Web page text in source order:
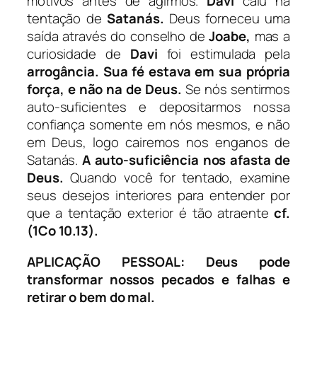
tentação deSatanás. Deus forneceu uma
saída através do conselho deJoabe, mas a
curiosidade de Davi foi estimulada pela
arrogância. Sua fé estava em sua própria
força, e não na de Deus.Se nós sentirmos
auto-suficientes e depositarmos nossa
confiança somente em nós mesmos, e não
em Deus, logo cairemos nos enganos de
Satanás. A auto-suficiência nos afasta de
Deus. Quando você for tentado, examine
seus desejos interiores para entender por
que a tentação exterior é tão atraentecf.
(1Co 10.13).
APLICAÇÃO PESSOAL: Deus pode
transformar nossos pecados e falhas e
retirar o bem do mal.